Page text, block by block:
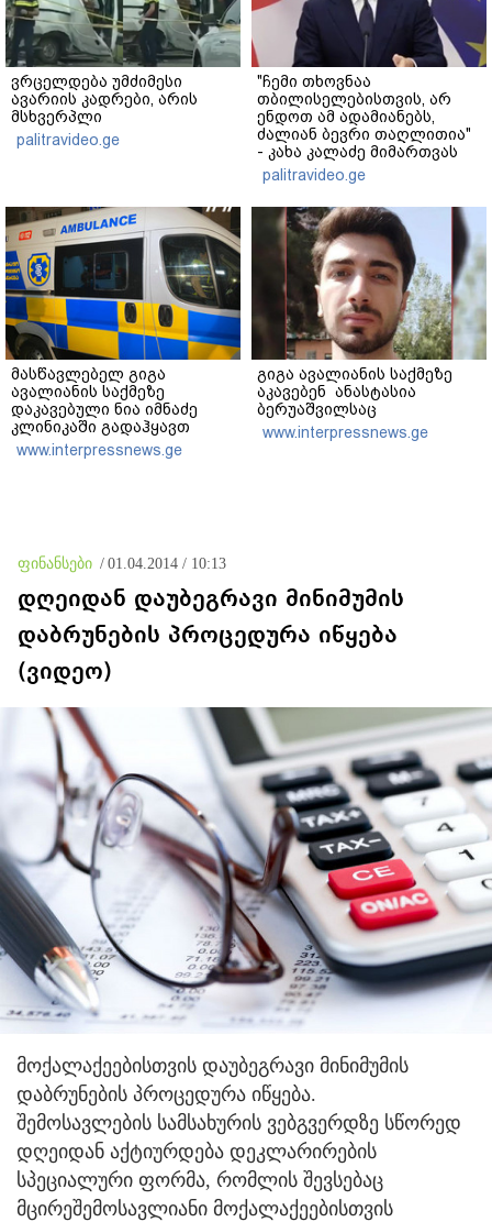
ვრცელდება უმძიმესი
ავარიის კადრები, არის
მსხვერპლი
palitravideo.ge
"ჩემი თხოვნაა
თბილისელებისთვის, არ
ენდოთ ამ ადამიანებს,
ძალიან ბევრი თაღლითია"
- კახა კალაძე მიმართვას
ავრცელებს
palitravideo.ge
მასწავლებელ გიგა
ავალიანის საქმეზე
დაკავებული ნია იმნაძე
კლინიკაში გადაჰყავთ
www.interpressnews.ge
გიგა ავალიანის საქმეზე
აკავებენ ანასტასია
ბერუაშვილსაც
www.interpressnews.ge
ფინანსები / 01.04.2014 / 10:13
დღეიდან დაუბეგრავი მინიმუმის
დაბრუნების პროცედურა იწყება
(ვიდეო)
მოქალაქეებისთვის დაუბეგრავი მინიმუმის
დაბრუნების პროცედურა იწყება.
შემოსავლების სამსახურის ვებგვერდზე სწორედ
დღეიდან აქტიურდება დეკლარირების
სპეციალური ფორმა, რომლის შევსებაც
მცირეშემოსავლიანი მოქალაქეებისთვის